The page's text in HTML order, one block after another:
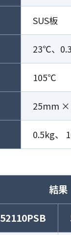
SUS板
23℃、
105℃
25mm
0.5kg、
結果
52110PSB